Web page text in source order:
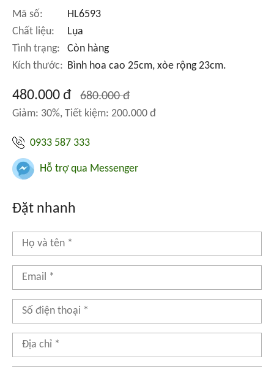
Mã số:
HL6593
Chất liệu:
Lụa
Tình trạng:
Còn hàng
Kích thước: Bình hoa cao 25cm, xòe rộng 23cm.
480.000 đ 680.000 đ
Giảm: 30%, Tiết kiệm: 200.000 đ
0933 587 333
Hỗ trợ qua Messenger
Đặt nhanh